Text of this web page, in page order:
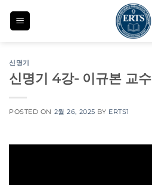
신명기
신명기 4강- 이규본 교수
POSTED ON 2월 26, 2025 BY ERTS1